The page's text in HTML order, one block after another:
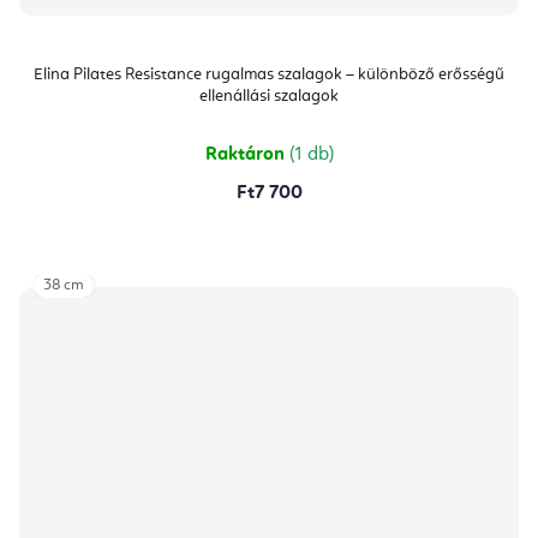
Elina Pilates Resistance rugalmas szalagok – különböző erősségű
ellenállási szalagok
Raktáron (1 db)
Ft7 700
38 cm